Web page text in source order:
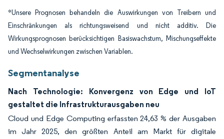
*Unsere Prognosen behandeln die Auswirkungen von Treibern und
Einschränkungen als richtungsweisend und nicht additiv. Die
Wirkungsprognosen berücksichtigen Basiswachstum, Mischungseffekte
und Wechselwirkungen zwischen Variablen.
Segmentanalyse
Nach Technologie: Konvergenz von Edge und IoT
gestaltet die Infrastrukturausgaben neu
Cloud und Edge Computing erfassten 24,63 % der Ausgaben
im Jahr 2025, den größten Anteil am Markt für digitale